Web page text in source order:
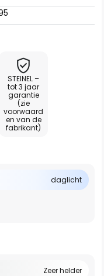
STEINEL –
tot 3 jaar
garantie
(zie
voorwaard
en van de
fabrikant)
daglicht
Zeer helder